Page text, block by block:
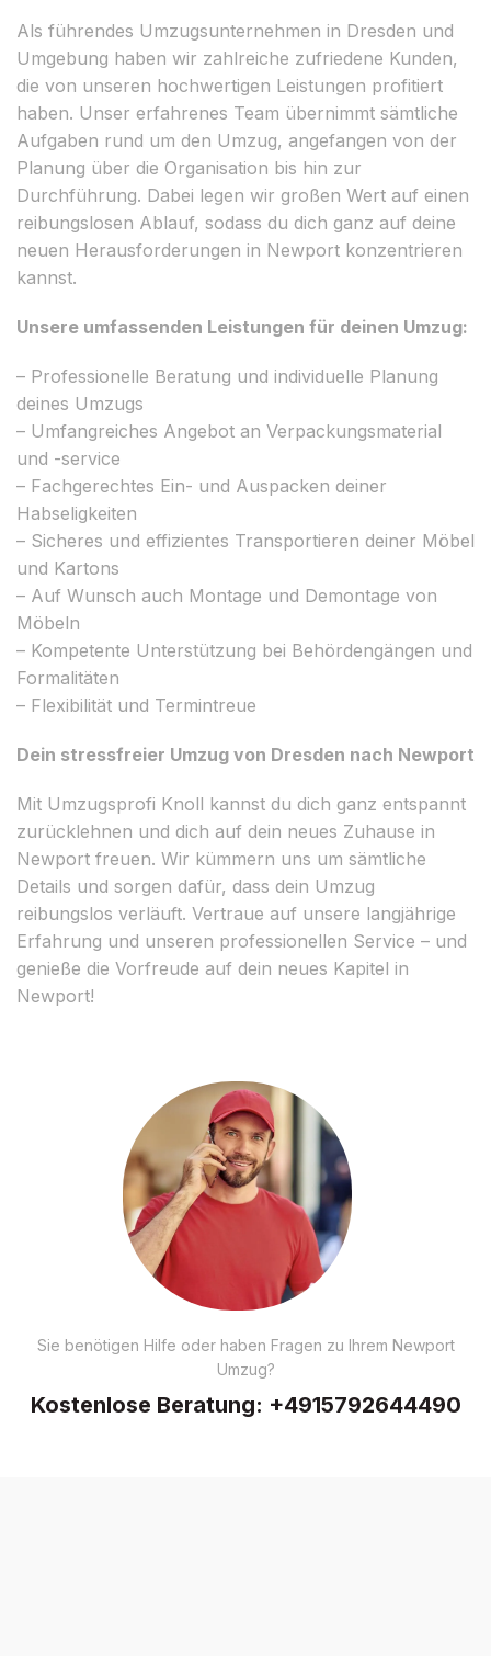
Als führendes Umzugsunternehmen in Dresden und
Umgebung haben wir zahlreiche zufriedene Kunden,
die von unseren hochwertigen Leistungen profitiert
haben. Unser erfahrenes Team übernimmt sämtliche
Aufgaben rund um den Umzug, angefangen von der
Planung über die Organisation bis hin zur
Durchführung. Dabei legen wir großen Wert auf einen
reibungslosen Ablauf, sodass du dich ganz auf deine
neuen Herausforderungen in Newport konzentrieren
kannst.
Unsere umfassenden Leistungen für deinen Umzug:
– Professionelle Beratung und individuelle Planung
deines Umzugs
– Umfangreiches Angebot an Verpackungsmaterial
und -service
– Fachgerechtes Ein- und Auspacken deiner
Habseligkeiten
– Sicheres und effizientes Transportieren deiner Möbel
und Kartons
– Auf Wunsch auch Montage und Demontage von
Möbeln
– Kompetente Unterstützung bei Behördengängen und
Formalitäten
– Flexibilität und Termintreue
Dein stressfreier Umzug von Dresden nach Newport
Mit Umzugsprofi Knoll kannst du dich ganz entspannt
zurücklehnen und dich auf dein neues Zuhause in
Newport freuen. Wir kümmern uns um sämtliche
Details und sorgen dafür, dass dein Umzug
reibungslos verläuft. Vertraue auf unsere langjährige
Erfahrung und unseren professionellen Service – und
genieße die Vorfreude auf dein neues Kapitel in
Newport!
Sie benötigen Hilfe oder haben Fragen zu Ihrem Newport
Umzug?
Kostenlose Beratung: +4915792644490